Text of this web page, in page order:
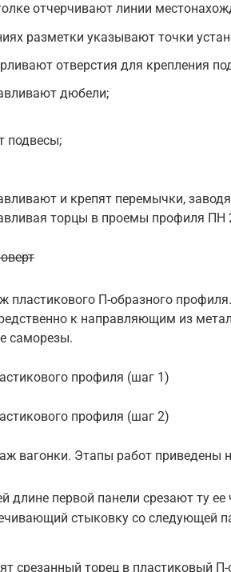
отчерчивают линии
разметки указывают точки
отверстия для крепления
дюбели;
подвесы;
и крепят перемычки,
торцы в проемы профиля ПН
пластикового П-образного
к направляющим из
саморезы.
профиля (шаг 1)
профиля (шаг 2)
вагонки. Этапы работ приведены
длине первой панели срезают ту
стыковку со следующей
срезанный торец в пластиковый